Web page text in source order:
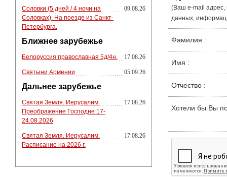
Соловки (5 дней / 4 ночи на
Соловках). На поезде из Санкт-
Петербурга.
09.08.26
Ближнее зарубежье
Белоруссия православная 5д/4н. 17.08.26
Святыни Армении 05.09.26
Дальнее зарубежье
Святая Земля. Иерусалим.
Преображение Господне 17-
24.08.2026
17.08.26
Святая Земля. Иерусалим.
Расписание на 2026 г.
17.08.26
(Ваш e-mail адрес,
данных,
Фамилия :
Имя :
Отчество :
Хотели бы Вы